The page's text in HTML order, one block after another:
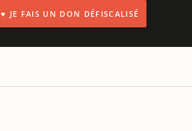
♥ JE FAIS UN DON DÉFISCALISÉ